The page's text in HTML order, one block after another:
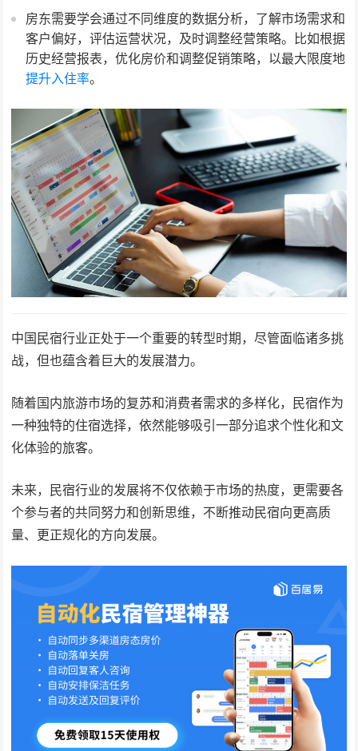
房东需要学会通过不同维度的数据分析，了解市场需求和
客户偏好，评估运营状况，及时调整经营策略。比如根据
历史经营报表，优化房价和调整促销策略，以最大限度地
提升入住率。
中国民宿行业正处于一个重要的转型时期，尽管面临诸多挑
战，但也蕴含着巨大的发展潜力。
随着国内旅游市场的复苏和消费者需求的多样化，民宿作为
一种独特的住宿选择，依然能够吸引一部分追求个性化和文
化体验的旅客。
未来，民宿行业的发展将不仅依赖于市场的热度，更需要各
个参与者的共同努力和创新思维，不断推动民宿向更高质
量、更正规化的方向发展。